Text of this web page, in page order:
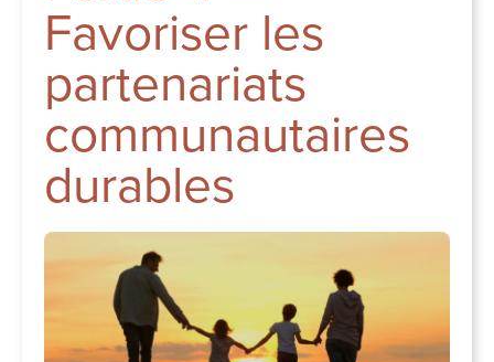
Favoriser les
partenariats
communautaires
durables